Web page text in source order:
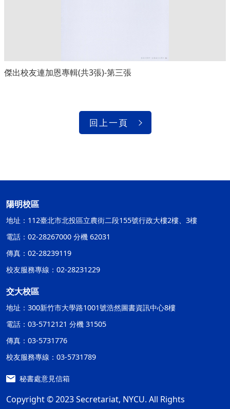
傑出校友連加恩專輯(共3張)-第三張
回上一頁
陽明校區
地址：112臺北市北投區立農街二段155號行政大樓2樓、3樓
電話：02-28267000 分機 62031
傳真：02-28239119
校友服務專線：02-28231229
交大校區
地址：300新竹市大學路1001號浩然圖書資訊中心8樓
電話：03-5712121 分機 31505
傳真：03-5731776
校友服務專線：03-5731789
秘書處意見信箱
Copyright © 2023 Secretariat, NYCU. All Rights